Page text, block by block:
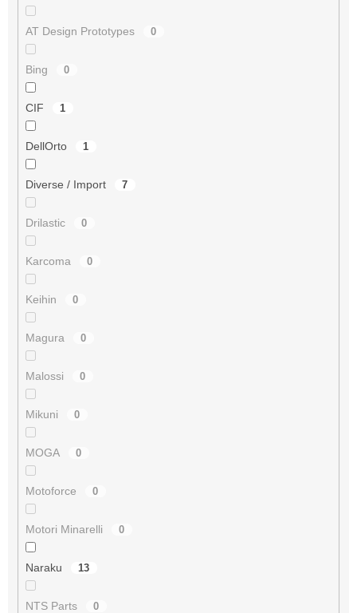
AT Design Prototypes 0
Bing 0
CIF 1
DellOrto 1
Diverse / Import 7
Drilastic 0
Karcoma 0
Keihin 0
Magura 0
Malossi 0
Mikuni 0
MOGA 0
Motoforce 0
Motori Minarelli 0
Naraku 13
NTS Parts 0